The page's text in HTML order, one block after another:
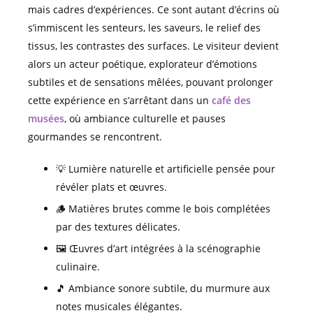
mais cadres d’expériences. Ce sont autant d’écrins où
s’immiscent les senteurs, les saveurs, le relief des
tissus, les contrastes des surfaces. Le visiteur devient
alors un acteur poétique, explorateur d’émotions
subtiles et de sensations mêlées, pouvant prolonger
cette expérience en s’arrêtant dans un café des
musées, où ambiance culturelle et pauses
gourmandes se rencontrent.
💡 Lumière naturelle et artificielle pensée pour
révéler plats et œuvres.
🪵 Matières brutes comme le bois complétées
par des textures délicates.
🖼️ Œuvres d’art intégrées à la scénographie
culinaire.
🎵 Ambiance sonore subtile, du murmure aux
notes musicales élégantes.